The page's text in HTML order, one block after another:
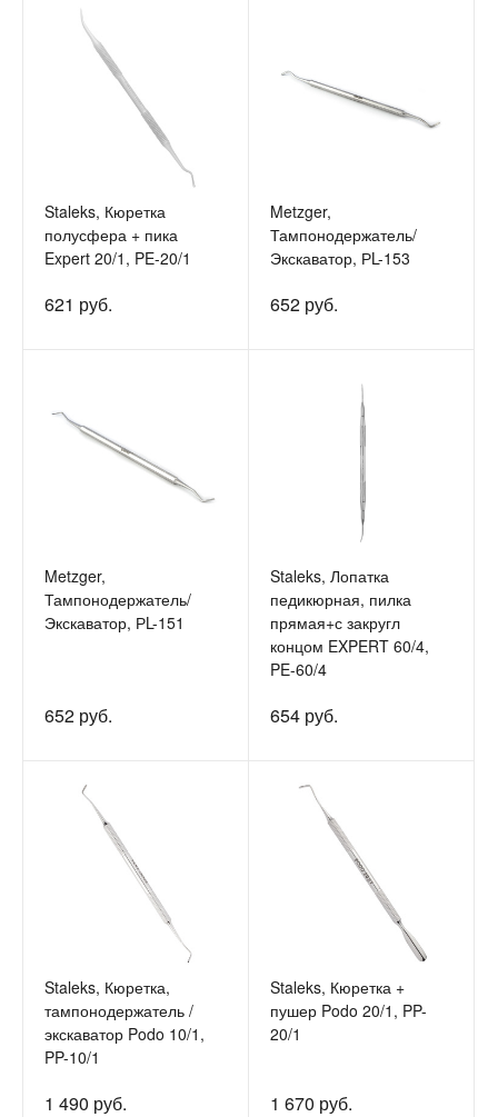
Staleks, Кюретка
полусфера + пика
Expert 20/1, PE-20/1
621 руб.
Metzger,
Тампонодержатель/
Экскаватор, РL-153
652 руб.
Metzger,
Тампонодержатель/
Экскаватор, РL-151
652 руб.
Staleks, Лопатка
педикюрная, пилка
прямая+с закругл
концом EXPERT 60/4,
PE-60/4
654 руб.
Staleks, Кюретка,
тампонодержатель /
экскаватор Podo 10/1,
PP-10/1
1 490 руб.
Staleks, Кюретка +
пушер Podo 20/1, PP-
20/1
1 670 руб.